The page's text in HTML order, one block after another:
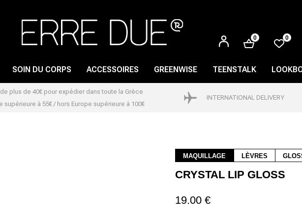
SE
CONNECTER
0 0
DISSOLVANT POUR
SOIN DU CORPS ACCESSOIRES GREENWISE TEENSTALK
plus de 40€ pour expédier dans toute la Grèce
supérieure à 55€ / hors Europe supérieure à 100€
INTERNATIONAL DELIVERY
MAQUILLAGE LÈVRES
CRYSTAL LIP GLOSS
19.00 €